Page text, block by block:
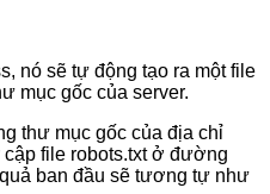
nó sẽ tự động tạo ra một file
mục gốc của server.
thư mục gốc của địa chỉ
cập file robots.txt ở đường
ban đầu sẽ tương tự như